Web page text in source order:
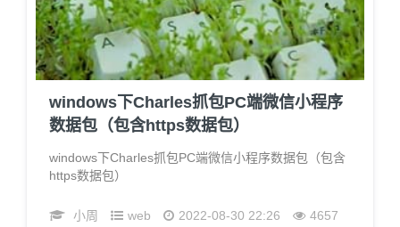
windows下Charles抓包PC端微信小程序
数据包（包含https数据包）
windows下Charles抓包PC端微信小程序数据包（包含
https数据包）
小周 web 2022-08-30 22:26 4657